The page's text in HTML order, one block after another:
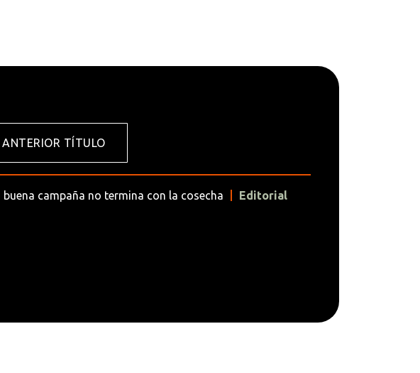
ANTERIOR TÍTULO
buena campaña no termina con la cosecha Editorial